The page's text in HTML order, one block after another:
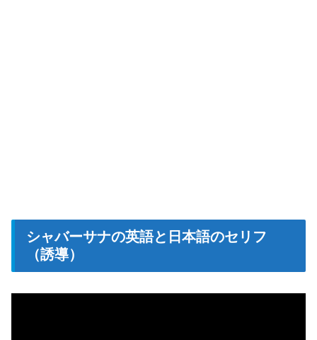
シャバーサナの英語と日本語のセリフ
（誘導）